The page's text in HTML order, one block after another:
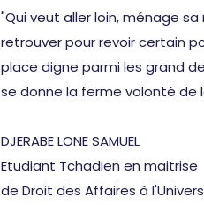
"Qui veut aller loin, ménage
retrouver pour revoir certain
place digne parmi les grand
se donne la ferme volonté de
DJERABE LONE SAMUEL
Etudiant Tchadien en maitrise
de Droit des Affaires à